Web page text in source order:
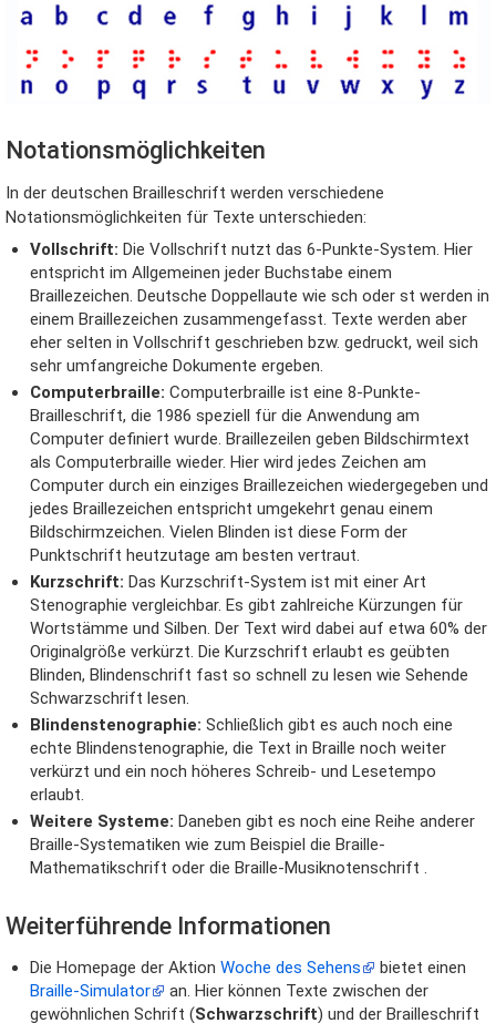
Notationsmöglichkeiten
In der deutschen Brailleschrift werden verschiedene
Notationsmöglichkeiten für Texte unterschieden:
Vollschrift: Die Vollschrift nutzt das 6-Punkte-System. Hier
entspricht im Allgemeinen jeder Buchstabe einem
Braillezeichen. Deutsche Doppellaute wie sch oder st werden in
einem Braillezeichen zusammengefasst. Texte werden aber
eher selten in Vollschrift geschrieben bzw. gedruckt, weil sich
sehr umfangreiche Dokumente ergeben.
Computerbraille: Computerbraille ist eine 8-Punkte-
Brailleschrift, die 1986 speziell für die Anwendung am
Computer definiert wurde. Braillezeilen geben Bildschirmtext
als Computerbraille wieder. Hier wird jedes Zeichen am
Computer durch ein einziges Braillezeichen wiedergegeben und
jedes Braillezeichen entspricht umgekehrt genau einem
Bildschirmzeichen. Vielen Blinden ist diese Form der
Punktschrift heutzutage am besten vertraut.
Kurzschrift: Das Kurzschrift-System ist mit einer Art
Stenographie vergleichbar. Es gibt zahlreiche Kürzungen für
Wortstämme und Silben. Der Text wird dabei auf etwa 60% der
Originalgröße verkürzt. Die Kurzschrift erlaubt es geübten
Blinden, Blindenschrift fast so schnell zu lesen wie Sehende
Schwarzschrift lesen.
Blindenstenographie: Schließlich gibt es auch noch eine
echte Blindenstenographie, die Text in Braille noch weiter
verkürzt und ein noch höheres Schreib- und Lesetempo
erlaubt.
Weitere Systeme: Daneben gibt es noch eine Reihe anderer
Braille-Systematiken wie zum Beispiel die Braille-
Mathematikschrift oder die Braille-Musiknotenschrift .
Weiterführende Informationen
Die Homepage der AktionWoche des Sehens
bietet einen
Braille-Simulator
an. Hier können Texte zwischen der
gewöhnlichen Schrift (Schwarzschrift) und der Brailleschrift